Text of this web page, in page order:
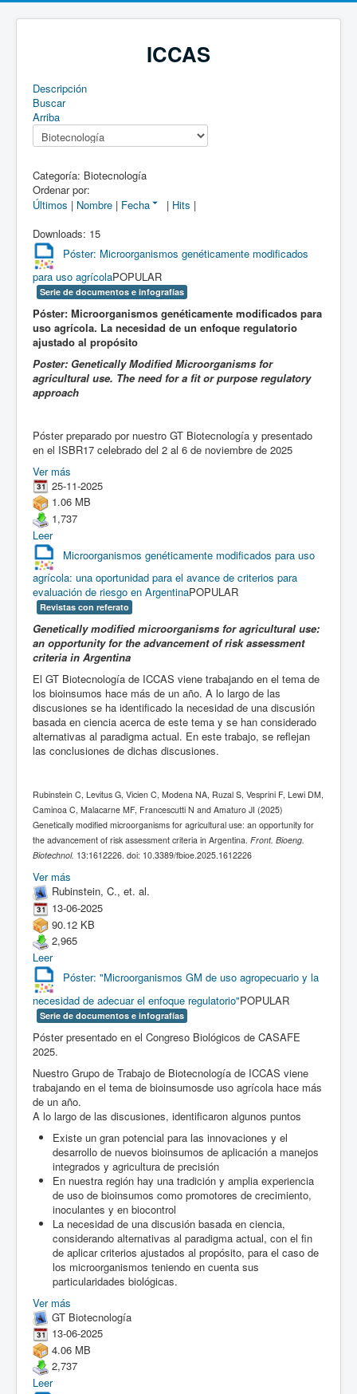
ICCAS
Descripción
Buscar
Arriba
Categoría: Biotecnología
Ordenar por:
Últimos | Nombre | Fecha | Hits |
Downloads: 15
Póster: Microorganismos genéticamente modificados
para uso agrícolaPOPULAR
Serie de documentos e infografías
Póster: Microorganismos genéticamente modificados para
uso agrícola. La necesidad de un enfoque regulatorio
ajustado al propósito
Poster: Genetically Modified Microorganisms for
agricultural use. The need for a fit or purpose regulatory
approach
Póster preparado por nuestro GT Biotecnología y presentado
en el ISBR17 celebrado del 2 al 6 de noviembre de 2025
Ver más
25-11-2025
1.06 MB
1,737
Leer
Microorganismos genéticamente modificados para uso
agrícola: una oportunidad para el avance de criterios para
evaluación de riesgo en ArgentinaPOPULAR
Revistas con referato
Genetically modified microorganisms for agricultural use:
an opportunity for the advancement of risk assessment
criteria in Argentina
El GT Biotecnología de ICCAS viene trabajando en el tema de
los bioinsumos hace más de un año. A lo largo de las
discusiones se ha identificado la necesidad de una discusión
basada en ciencia acerca de este tema y se han considerado
alternativas al paradigma actual. En este trabajo, se reflejan
las conclusiones de dichas discusiones.
Rubinstein C, Levitus G, Vicien C, Modena NA, Ruzal S, Vesprini F, Lewi DM,
Caminoa C, Malacarne MF, Francescutti N and Amaturo JI (2025)
Genetically modified microorganisms for agricultural use: an opportunity for
the advancement of risk assessment criteria in Argentina. Front. Bioeng.
Biotechnol. 13:1612226. doi: 10.3389/fbioe.2025.1612226
Ver más
Rubinstein, C., et. al.
13-06-2025
90.12 KB
2,965
Leer
Póster: "Microorganismos GM de uso agropecuario y la
necesidad de adecuar el enfoque regulatorio"POPULAR
Serie de documentos e infografías
Póster presentado en el Congreso Biológicos de CASAFE
2025.
Nuestro Grupo de Trabajo de Biotecnología de ICCAS viene
trabajando en el tema de bioinsumosde uso agrícola hace más
de un año.
A lo largo de las discusiones, identificaron algunos puntos
Existe un gran potencial para las innovaciones y el
desarrollo de nuevos bioinsumos de aplicación a manejos
integrados y agricultura de precisión
En nuestra región hay una tradición y amplia experiencia
de uso de bioinsumos como promotores de crecimiento,
inoculantes y en biocontrol
La necesidad de una discusión basada en ciencia,
considerando alternativas al paradigma actual, con el fin
de aplicar criterios ajustados al propósito, para el caso de
los microorganismos teniendo en cuenta sus
particularidades biológicas.
Ver más
GT Biotecnología
13-06-2025
4.06 MB
2,737
Leer